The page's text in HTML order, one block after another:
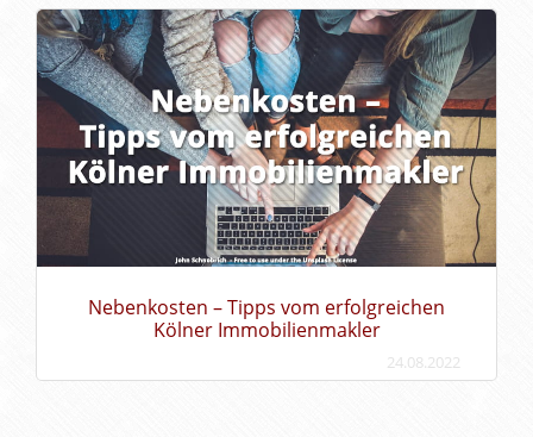
Nebenkosten – Tipps vom erfolgreichen
Kölner Immobilienmakler
24.08.2022